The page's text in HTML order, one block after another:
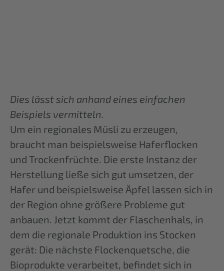
Dies lässt sich anhand eines einfachen
Beispiels vermitteln.
Um ein regionales Müsli zu erzeugen,
braucht man beispielsweise Haferflocken
und Trockenfrüchte. Die erste Instanz der
Herstellung ließe sich gut umsetzen, der
Hafer und beispielsweise Äpfel lassen sich in
der Region ohne größere Probleme gut
anbauen. Jetzt kommt der Flaschenhals, in
dem die regionale Produktion ins Stocken
gerät: Die nächste Flockenquetsche, die
Bioprodukte verarbeitet, befindet sich in